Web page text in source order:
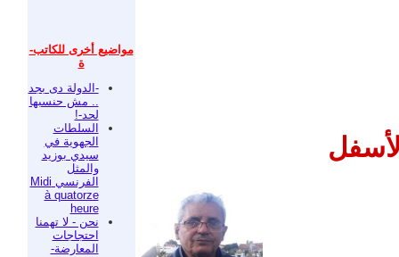
مواضيع أخرى للكاتب-
ة
-الدولة دى بجد
.. مش حنسبها
لحد-!
السلطات
الجهوية في
سيدي بوزيد
والمثل
الفرنسي Midi
à quatorze
heure
نحن - لا تهمنا
احتجاجات
المعارضة-